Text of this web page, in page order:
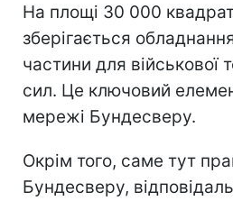
На площі 30 000
зберігається
частини для військової
сил. Це ключовий
мережі Бундесверу.
Окрім того, саме тут
Бундесверу,